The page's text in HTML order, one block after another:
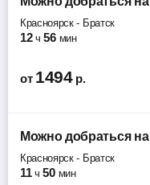
Красноярск- Братск
12 ч 56 мин
от 1494 р.
Можно добратьсяна
Красноярск- Братск
11 ч 50 мин